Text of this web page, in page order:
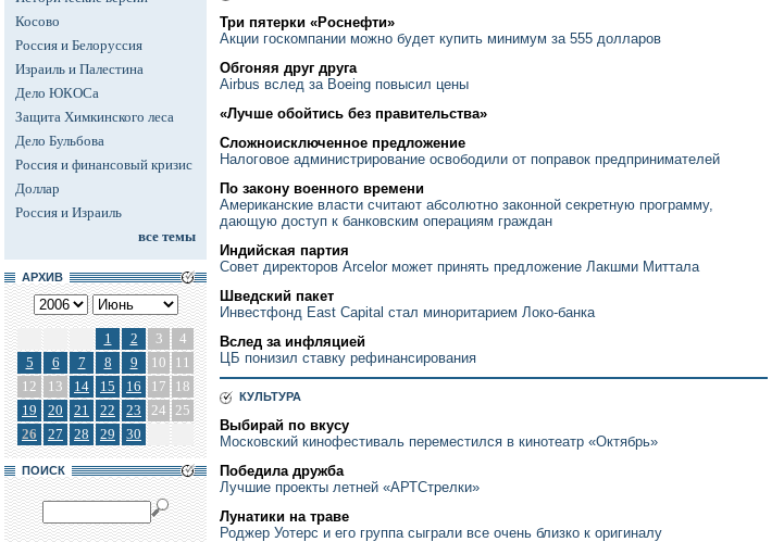
Косово
Россия и Белоруссия
Израиль и Палестина
Дело ЮКОСа
Защита Химкинского леса
Дело Бульбова
Россия и финансовый кризис
Доллар
Россия и Израиль
все темы
АРХИВ
1 2 3
4
5
6 7 8 9 10
11
12
13 14 15 16 17
18
19
20 21 22 23 24 25
26
27 28 29 30
ПОИСК
Три пятерки «Роснефти»
Акции госкомпании можно будет купить минимум за 555 долларов
Обгоняя друг друга
Airbus вслед за Boeing повысил цены
«Лучше обойтись без правительства»
Сложноисключенное предложение
Налоговое администрирование освободили от поправок предпринимателей
По закону военного времени
Американские власти считают абсолютно законной секретную программу,
дающую доступ к банковским операциям граждан
Индийская партия
Совет директоров Arcelor может принять предложение Лакшми Миттала
Шведский пакет
Инвестфонд East Capital стал миноритарием Локо-банка
Вслед за инфляцией
ЦБ понизил ставку рефинансирования
КУЛЬТУРА
Выбирай по вкусу
Московский кинофестиваль переместился в кинотеатр «Октябрь»
Победила дружба
Лучшие проекты летней «АРТСтрелки»
Лунатики на траве
Роджер Уотерс и его группа сыграли все очень близко к оригиналу